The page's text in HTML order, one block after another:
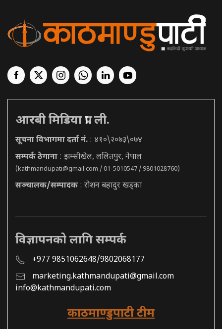
आरबी मिडिया प्रा. ली.
सूचना विभागमा दर्ता नं. : ४१०\२०७३\०७४
सम्पर्क ठेगाना : झम्सीखेल, ललितपुर, नेपाल
(kathmandupati@gmail.com / 01-5010547 / 9801028760)
सञ्चालक/सम्पादक : रोशन बहादुर खड्का
विज्ञापनको लागि सम्पर्क
+977 9851062648/9802068177
marketing.kathmandupati@gmail.com
info@kathmandupati.com
काठमाण्डुपाटी टीम